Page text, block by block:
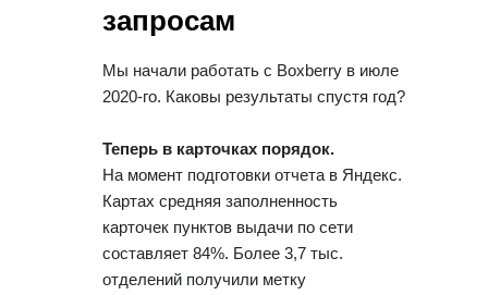
запросам
Мы начали работать с Boxberry в июле
2020-го. Каковы результаты спустя год?
Теперь в карточках порядок.
На момент подготовки отчета в Яндекс.
Картах средняя заполненность
карточек пунктов выдачи по сети
составляет 84%. Более 3,7 тыс.
отделений получили метку